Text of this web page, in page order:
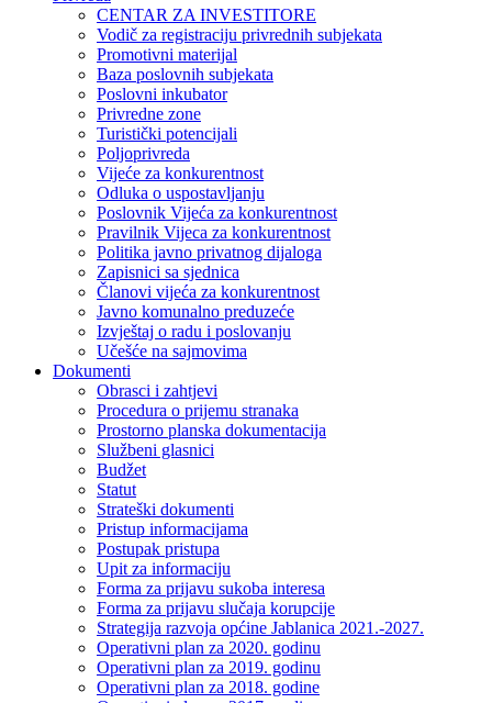
CENTAR ZA INVESTITORE
Vodič za registraciju privrednih subjekata
Promotivni materijal
Baza poslovnih subjekata
Poslovni inkubator
Privredne zone
Turistički potencijali
Poljoprivreda
Vijeće za konkurentnost
Odluka o uspostavljanju
Poslovnik Vijeća za konkurentnost
Pravilnik Vijeca za konkurentnost
Politika javno privatnog dijaloga
Zapisnici sa sjednica
Članovi vijeća za konkurentnost
Javno komunalno preduzeće
Izvještaj o radu i poslovanju
Učešće na sajmovima
Dokumenti
Obrasci i zahtjevi
Procedura o prijemu stranaka
Prostorno planska dokumentacija
Službeni glasnici
Budžet
Statut
Strateški dokumenti
Pristup informacijama
Postupak pristupa
Upit za informaciju
Forma za prijavu sukoba interesa
Forma za prijavu slučaja korupcije
Strategija razvoja općine Jablanica 2021.-2027.
Operativni plan za 2020. godinu
Operativni plan za 2019. godinu
Operativni plan za 2018. godine